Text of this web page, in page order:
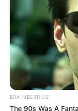
Critics Were
Grace Kelly
BRAINBERRIES
BRAINBERRIES
The 90s Was A